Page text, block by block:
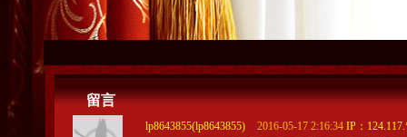
留言
lp8643855(lp8643855) 2016-05-17 2:16:34 IP：